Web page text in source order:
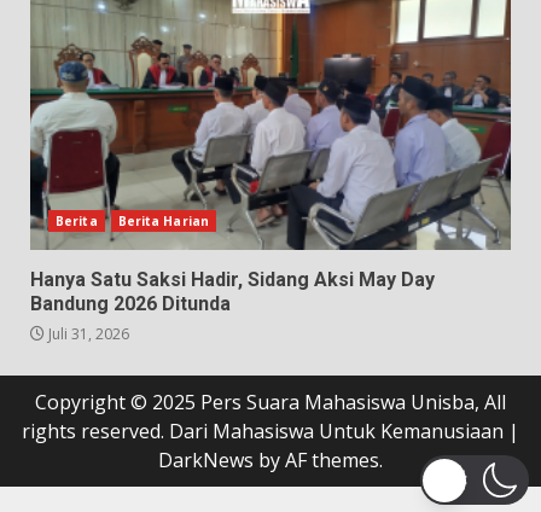
Berita Berita Harian
Hanya Satu Saksi Hadir, Sidang Aksi May Day
Bandung 2026 Ditunda
Juli 31, 2026
Copyright © 2025 Pers Suara Mahasiswa Unisba, All
rights reserved. Dari Mahasiswa Untuk Kemanusiaan |
DarkNews by AF themes.